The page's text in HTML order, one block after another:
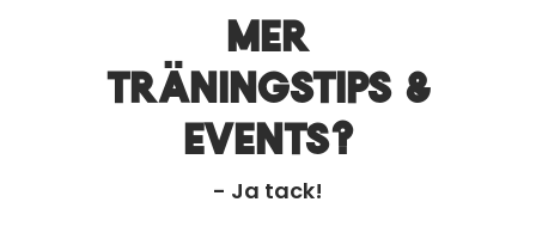
Mer
träningstips &
events?
- Ja tack!